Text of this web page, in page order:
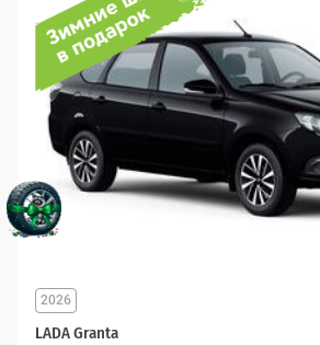
LADA Granta
2026